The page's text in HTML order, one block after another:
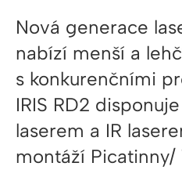
Nová generace
nabízí menší a
s konkurenčními
IRIS RD2
laserem a IR
montáží Picatinny/